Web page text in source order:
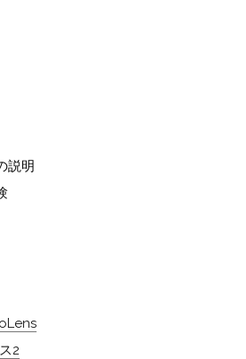
説明
2